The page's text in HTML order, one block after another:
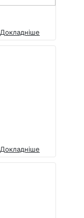
Докладніше
Докладніше